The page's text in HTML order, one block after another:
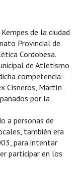
de la ciudad
Provincial de
Cordobesa.
de Atletismo
competencia:
Cisneros, Martín
por la
a personas de
también era
para intentar
participar en los